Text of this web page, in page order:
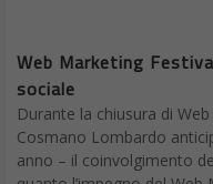
Web Marketing
sociale
Durante la chiusura di
Cosmano Lombardo
anno – il coinvolgimento